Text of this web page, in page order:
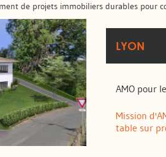
de projets immobiliers durables pour
LYON
AMO pour
Mission
table sur